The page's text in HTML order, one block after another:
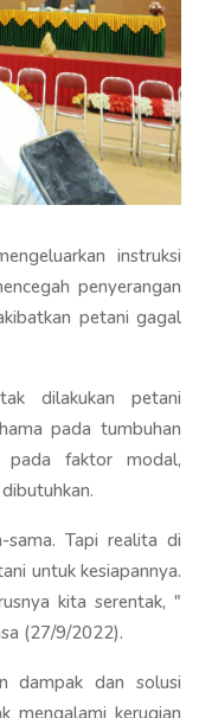
instruksi
penyerangan
petani gagal
dilakukan petani
pada tumbuhan
pada faktor modal,
sama. Tapi realita di
untuk kesiapannya.
kita serentak, "
(27/9/2022).
dampak dan solusi
mengalami kerugian